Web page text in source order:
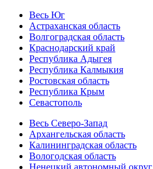
Весь Юг
Астраханская область
Волгоградская область
Краснодарский край
Республика Адыгея
Республика Калмыкия
Ростовская область
Республика Крым
Севастополь
Весь Северо-Запад
Архангельская область
Калининградская область
Вологодская область
Ненецкий автономный округ